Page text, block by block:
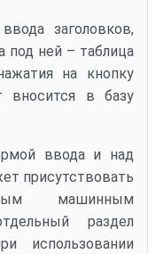
заголовков,
под ней – таблица
на кнопку
вносится в базу
ввода и над
присутствовать
машинным
раздел
использовании